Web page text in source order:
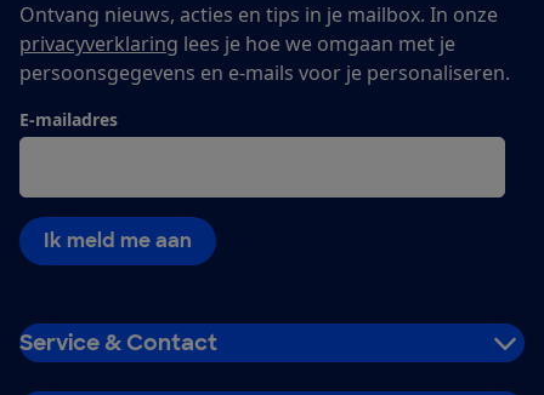
Ontvang nieuws, acties en tips in je mailbox. In onze
privacyverklaring lees je hoe we omgaan met je
persoonsgegevens en e-mails voor je personaliseren.
E-mailadres
Ik meld me aan
Service & Contact